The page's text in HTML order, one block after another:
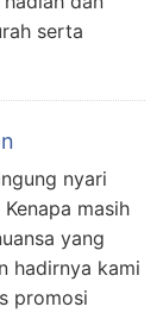
serta
nyari
masih
yang
hadirnya kami
promosi